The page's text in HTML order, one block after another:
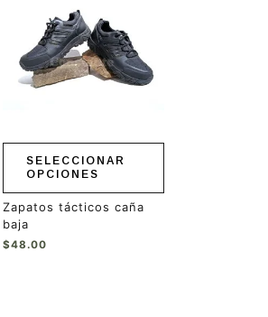
SELECCIONAR
OPCIONES
múltiples
variantes.
Las
opciones
en
página
de
producto
Zapatos tácticos caña
baja
$48.00